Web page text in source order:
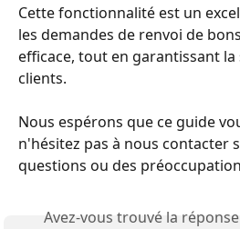
Cette fonctionnalité est un
les demandes de renvoi de
efficace, tout en garantissant
clients.
Nous espérons que ce guide
n'hésitez pas à nous contacter
questions ou des
Avez-vous trouvé la